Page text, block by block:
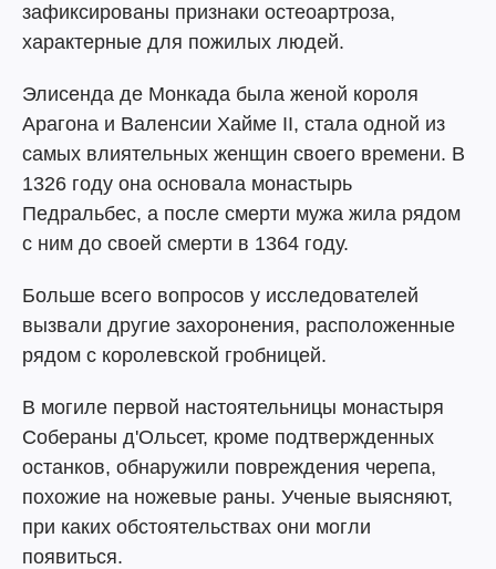
зафиксированы признаки остеоартроза,
характерные для пожилых людей.
Элисенда де Монкада была женой короля
Арагона и Валенсии Хайме II, стала одной из
самых влиятельных женщин своего времени. В
1326 году она основала монастырь
Педральбес, а после смерти мужа жила рядом
с ним до своей смерти в 1364 году.
Больше всего вопросов у исследователей
вызвали другие захоронения, расположенные
рядом с королевской гробницей.
В могиле первой настоятельницы монастыря
Собераны д'Ольсет, кроме подтвержденных
останков, обнаружили повреждения черепа,
похожие на ножевые раны. Ученые выясняют,
при каких обстоятельствах они могли
появиться.